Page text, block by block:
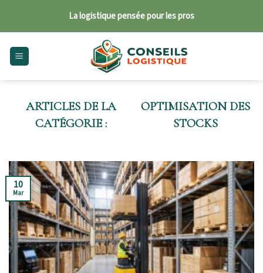
content
La logistique pensée pour les pros
OPTIMISATION DES
STOCKS
10
Mar